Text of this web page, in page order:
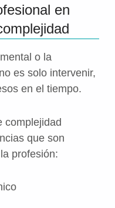
en
o la
es solo intervenir,
en el tiempo.
complejidad
que son
profesión: